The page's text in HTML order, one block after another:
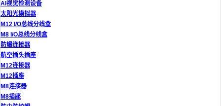
AI视觉检测设备
太阳光模拟器
M12 I/O总线分线盒
M8 I/O总线分线盒
防爆连接器
航空插头插座
M12连接器
M12插座
M8连接器
M8插座